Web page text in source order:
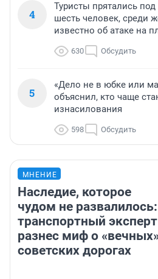
4
Туристы прятались
шесть человек, среди
известно об атаке на
630 Обсудить
5
«Дело не в юбке или
объяснил, кто чаще
изнасилования
598 Обсудить
МНЕНИЕ
Наследие, которое
чудом не развалилось:
транспортный эксперт
разнес миф о
советских дорогах